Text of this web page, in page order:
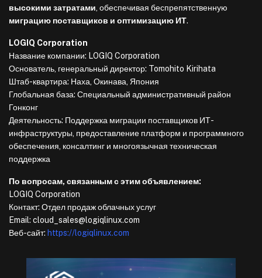
высокими затратами , обеспечивая беспрепятственную
миграцию поставщиков и оптимизацию ИТ.
LOGIQ Corporation
Название компании: LOGIQ Corporation
Основатель, генеральный директор: Tomohito Kirihata
Штаб-квартира: Наха, Окинава, Япония
Глобальная база: Специальный административный район
Гонконг
Деятельность: Поддержка миграции поставщиков ИТ-
инфраструктуры, предоставление платформ и программного
обеспечения, консалтинг и многоязычная техническая
поддержка
По вопросам, связанным с этим объявлением:
LOGIQ Corporation
Контакт: Отдел продаж облачных услуг
Email: cloud_sales@logiqlinux.com
Веб-сайт: https://logiqlinux.com